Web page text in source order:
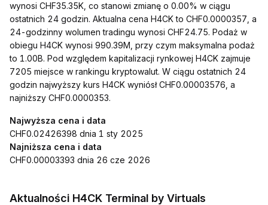
wynosi CHF35.35K, co stanowi zmianę o 0.00% w ciągu
ostatnich 24 godzin. Aktualna cena H4CK to CHF0.0000357, a
24-godzinny wolumen tradingu wynosi CHF24.75. Podaż w
obiegu H4CK wynosi 990.39M, przy czym maksymalna podaż
to 1.00B. Pod względem kapitalizacji rynkowej H4CK zajmuje
7205 miejsce w rankingu kryptowalut. W ciągu ostatnich 24
godzin najwyższy kurs H4CK wyniósł CHF0.00003576, a
najniższy CHF0.0000353.
Najwyższa cena i data
CHF0.02426398 dnia 1 sty 2025
Najniższa cena i data
CHF0.00003393 dnia 26 cze 2026
Aktualności H4CK Terminal by Virtuals